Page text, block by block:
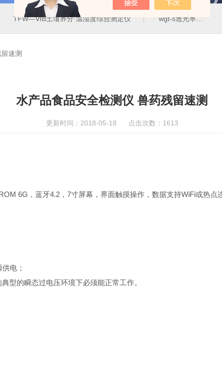
TFW—ⅥB土壤养分·温湿度综合测定仪 wgt-s透光率雾度测定仪
速测
水产品食品安全检测仪 兽药残留速测
更新时间：2018-05-18 点击次数：1613
6G，蓝牙4.2，7寸屏幕，界面触摸操作，数据支持WiFi或热点
电；
型的瞬态过电压环境下必须能正常工作。